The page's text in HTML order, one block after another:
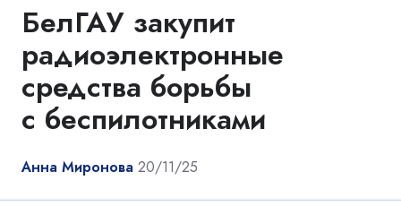
БелГАУ закупит
радиоэлектронные
средства борьбы
с беспилотниками
Анна Миронова 20/11/25